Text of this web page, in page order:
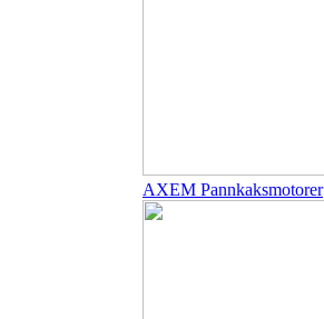
AXEM Pannkaksmotorer